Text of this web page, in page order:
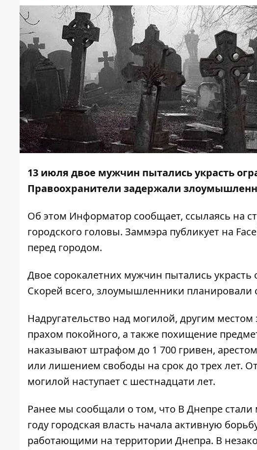
13 июля двое мужчин пытались украсть
Правоохранители задержали
Об этом Информатор сообщает, ссылаясь на
городского головы. Заммэра публикует на
перед городом.
Двое сорокалетних мужчин пытались
Скорей всего, злоумышленники планировали
Надругательство над могилой, другим
прахом покойного, а также похищение
наказывают штрафом до 1 700 гривен,
или лишением свободы на срок до трех лет.
могилой наступает с шестнадцати лет.
Ранее мы сообщали о том, что В Днепре стали
году городская власть начала активную
работающими на территории Днепра. В